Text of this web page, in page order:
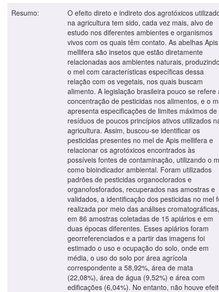
Resumo:
O efeito direto e indireto dos agrotóxicos
na agricultura tem sido, cada vez mais, alvo de
estudo nos diferentes ambientes e organismos
vivos com os quais têm contato. As abelhas Apis
mellifera são insetos que estão diretamente
relacionadas aos ambientes naturais,
o mel com características específicas dessa
relação com os vegetais, nos quais buscam
alimento. A legislação brasileira pouco se refere
concentração de pesticidas nos alimentos, e o
apresenta especificações de limites máximos de
resíduos de poucos princípios ativos utilizados
agricultura. Assim, buscou-se identificar os
pesticidas presentes no mel de Apis mellifera e
relacionar os agrotóxicos encontrados às
possíveis fontes de contaminação, utilizando o
como bioindicador ambiental. Foram utilizados
padrões de pesticidas organoclorados e
organofosforados, recuperados nas amostras e
validados, a identificação dos pesticidas no mel
realizada por meio das análises cromatográficas,
em 86 amostras coletadas de 15 apiários e em
duas épocas diferentes. Esses apiários foram
georreferenciados e a partir das imagens foi
estimado o uso e ocupação do solo, onde em
média, o uso do solo por área agrícola
correspondente a 58,92%, área de mata
(22,08%), área de água (9,52%) e área com
edificações (6,04%). No entanto, não houve